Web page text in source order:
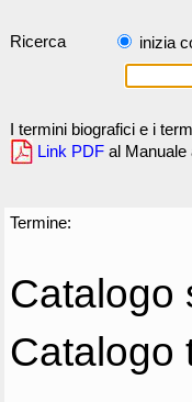
Ricerca inizia
I termini biografici e i
Link PDF al Manuale
Termine:
Catalogo
Catalogo